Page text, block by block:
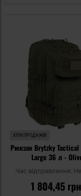
ХІТИ ПРОДАЖІВ
Рюкзак Brytzky
Large 36 л -
Час відправлення:
1 804,45 грн